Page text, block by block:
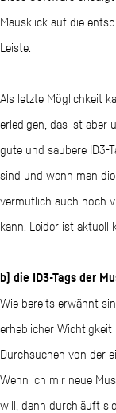
Mausklick auf die
Leiste.
Als letzte Möglichkeit
erledigen, das ist aber
gute und saubere ID3-
sind und wenn man
vermutlich auch noch
kann. Leider ist aktuell
b) die ID3-Tags der
​Wie bereits erwähnt
erheblicher
Durchsuchen von der
Wenn ich mir neue
will, dann durchläuft